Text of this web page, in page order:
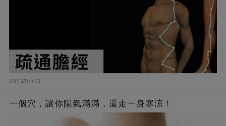
2023/07/03
一個穴，讓你陽氣滿滿，逼走一身寒涼！